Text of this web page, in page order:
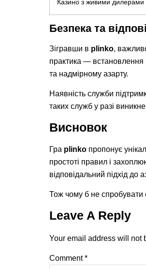
Казино з живими дилерами
Безпека та
Зігравши в plinko,
практика —
та надмірному азарту.
Наявність служби
таких служб у разі
Висновок
Гра plinko пропонує
простоті правил і
відповідальний підхід до
Тож чому б не спробувати
Leave A Reply
Your email address will not
Comment*